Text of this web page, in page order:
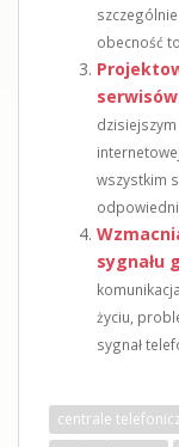
obecność
wszystkim
sygnału
życiu,
sygnał
centrale